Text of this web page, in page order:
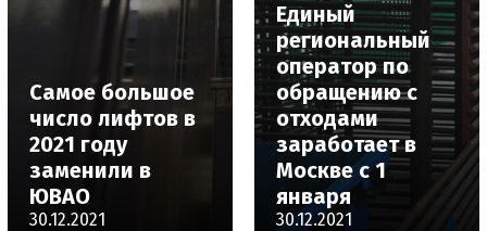
Самое большое
число лифтов в
2021 году
заменили в
ЮВАО
30.12.2021
Единый
региональный
оператор по
обращению с
отходами
заработает в
Москве с 1
января
30.12.2021